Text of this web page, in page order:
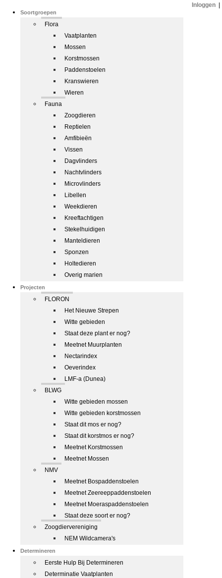
Soortgroepen
Flora
Vaatplanten
Mossen
Korstmossen
Paddenstoelen
Kranswieren
Wieren
Fauna
Zoogdieren
Reptielen
Amfibieën
Vissen
Dagvlinders
Nachtvlinders
Microvlinders
Libellen
Weekdieren
Kreeftachtigen
Stekelhuidigen
Manteldieren
Sponzen
Holtedieren
Overig marien
Projecten
FLORON
Het Nieuwe Strepen
Witte gebieden
Staat deze plant er nog?
Meetnet Muurplanten
Nectarindex
Oeverindex
LMF-a (Dunea)
BLWG
Witte gebieden mossen
Witte gebieden korstmossen
Staat dit mos er nog?
Staat dit korstmos er nog?
Meetnet Korstmossen
Meetnet Mossen
NMV
Meetnet Bospaddenstoelen
Meetnet Zeereeppaddenstoelen
Meetnet Moeraspaddenstoelen
Staat deze soort er nog?
Zoogdiervereniging
NEM Wildcamera's
Determineren
Eerste Hulp Bij Determineren
Determinatie Vaatplanten
Inloggen